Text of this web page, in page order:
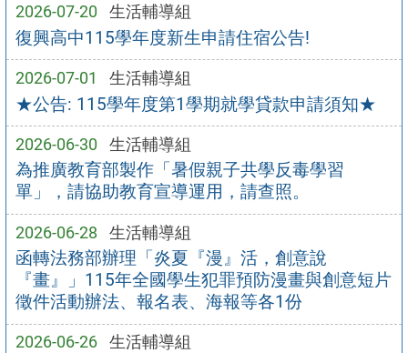
2026-07-20 生活輔導組
復興高中115學年度新生申請住宿公告!
2026-07-01 生活輔導組
★公告: 115學年度第1學期就學貸款申請須知★
2026-06-30 生活輔導組
為推廣教育部製作「暑假親子共學反毒學習
單」，請協助教育宣導運用，請查照。
2026-06-28 生活輔導組
函轉法務部辦理「炎夏『漫』活，創意說
『畫』」115年全國學生犯罪預防漫畫與創意短片
徵件活動辦法、報名表、海報等各1份
2026-06-26 生活輔導組